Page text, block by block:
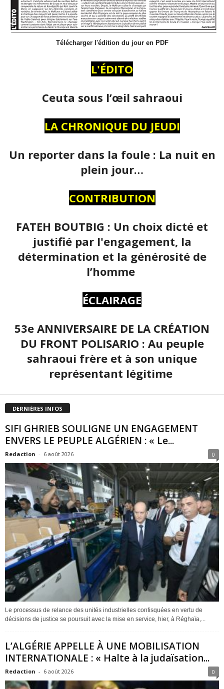
Télécharger l'édition du jour en PDF
L'ÉDITO
Ceuta sous l’œil sahraoui
LA CHRONIQUE DU JEUDI
Un reporter dans la foule : La nuit en
plein jour…
CONTRIBUTION
FATEH BOUTBIG : Un choix dicté et
justifié par l'engagement, la
détermination et la générosité de
l’homme
ÉCLAIRAGE
53e ANNIVERSAIRE DE LA CRÉATION
DU FRONT POLISARIO : Au peuple
sahraoui frère et à son unique
représentant légitime
DERNIÈRES INFOS
SIFI GHRIEB SOULIGNE UN ENGAGEMENT
ENVERS LE PEUPLE ALGÉRIEN : « Le...
Redaction - 6 août 2026 0
Le processus de relance des unités industrielles confisquées en vertu de
décisions de justice se poursuit avec la mise en service, hier, à Réghaïa,...
L’ALGÉRIE APPELLE À UNE MOBILISATION
INTERNATIONALE : « Halte à la judaïsation...
Redaction - 6 août 2026 0